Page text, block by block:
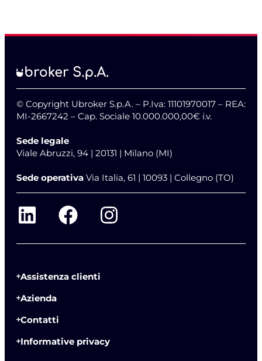
© Copyright Ubroker S.p.A. – P.Iva: 11101970017 – REA:
MI-2667242 – Cap. Sociale 10.000.000,00€ i.v.
Sede legale
Viale Abruzzi, 94 | 20131 | Milano (MI)
Sede operativa Via Italia, 61 | 10093 | Collegno (TO)
Assistenza clienti
Azienda
Contatti
Informative privacy